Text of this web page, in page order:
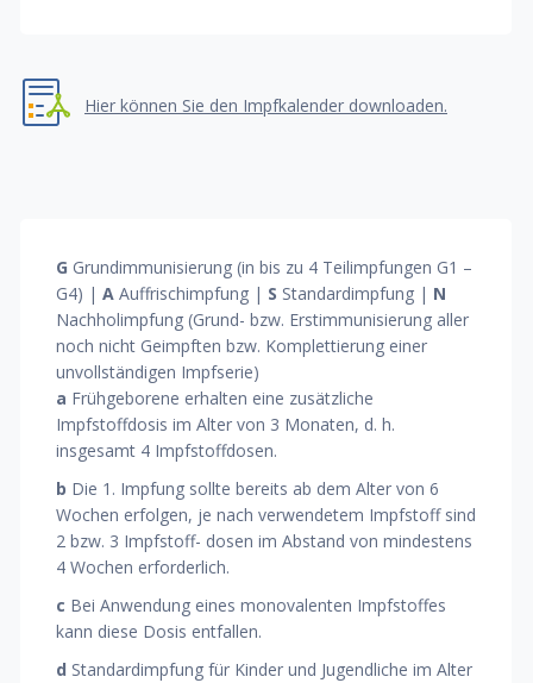
Hier können Sie den Impfkalender downloaden.
G Grundimmunisierung (in bis zu 4 Teilimpfungen G1 –
G4) | A Auffrischimpfung | S Standardimpfung | N
Nachholimpfung (Grund- bzw. Erstimmunisierung aller
noch nicht Geimpften bzw. Komplettierung einer
unvollständigen Impfserie)
a Frühgeborene erhalten eine zusätzliche
Impfstoffdosis im Alter von 3 Monaten, d. h.
insgesamt 4 Impfstoffdosen.
b Die 1. Impfung sollte bereits ab dem Alter von 6
Wochen erfolgen, je nach verwendetem Impfstoff sind
2 bzw. 3 Impfstoff- dosen im Abstand von mindestens
4 Wochen erforderlich.
c Bei Anwendung eines monovalenten Impfstoffes
kann diese Dosis entfallen.
d Standardimpfung für Kinder und Jugendliche im Alter